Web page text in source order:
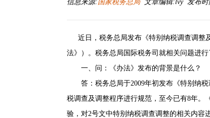
信息来源:国家税务总局文章编辑:lvy 发布时
近日，税务总局发布《特别纳税调查调整
法》）。税务总局国际税务司就相关问题进行
一、问：《办法》发布的背景是什么？
答：税务总局于2009年初发布《特别纳税
税调查及调整程序进行规范，至今已有8年。
验，对2号文中特别纳税调查调整的相关内容